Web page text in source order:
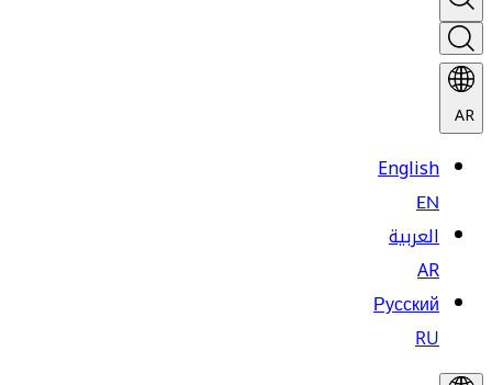
AR
English
EN
العربية
AR
Русский
RU